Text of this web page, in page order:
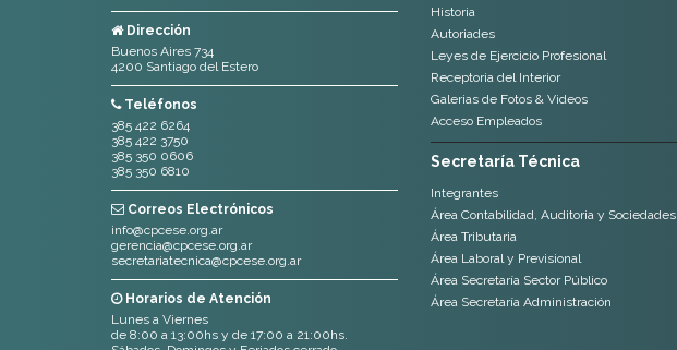
Dirección
Buenos Aires 734
4200 Santiago del Estero
Teléfonos
385 422 6264
385 422 3750
385 350 0606
385 350 6810
Correos Electrónicos
info@cpcese.org.ar
gerencia@cpcese.org.ar
secretariatecnica@cpcese.org.ar
Horarios de Atención
Lunes a Viernes
de 8:00 a 13:00hs y de 17:00 a 21:00hs.
Historia
Autoriades
Leyes de Ejercicio Profesional
Receptoria del Interior
Galerias de Fotos & Videos
Acceso Empleados
Secretaría Técnica
Integrantes
Área Contabilidad, Auditoria y Sociedades
Área Tributaria
Área Laboral y Previsional
Área Secretaría Sector Público
Área Secretaría Administración